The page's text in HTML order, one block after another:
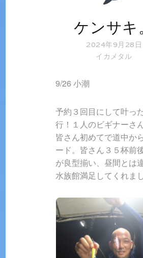
ケンサキ
2024年9月28日
イカメタル
9/26 小潮
予約３回目にして叶っ
行！１人のビギナーさ
皆さん初めてで道中か
ード。皆さん３５杯前
が良型揃い、昼間とは
水族館満足してくれまし